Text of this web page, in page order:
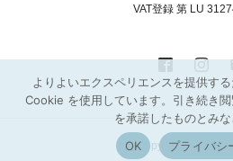
VAT登録 第 LU
Copyright © Kyoko
よりよいエクスペリエンスを提供す
Cookie を使用しています。引き続き
を承諾したものとみな
OK
プライバシ